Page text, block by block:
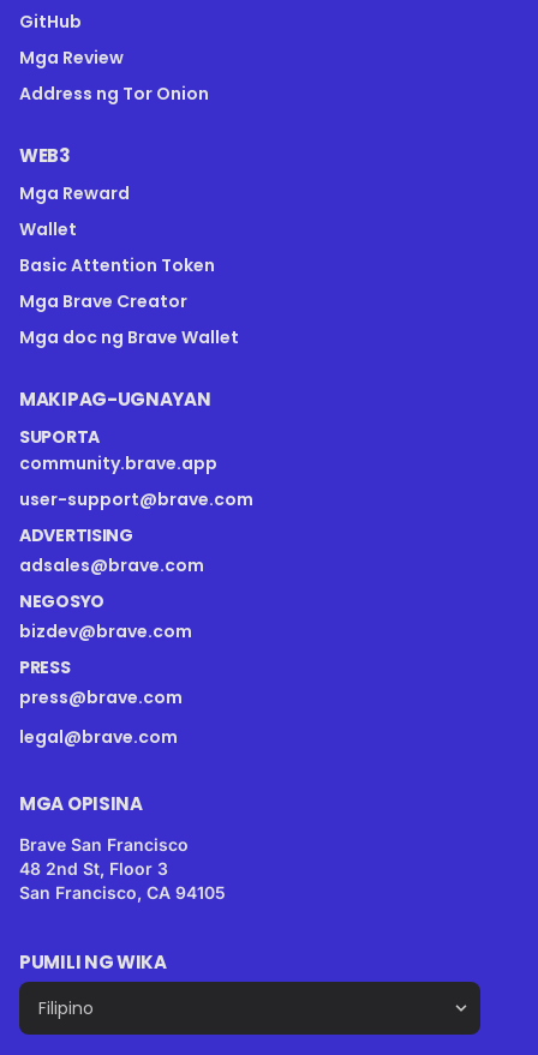
GitHub
Mga Review
Address ng Tor Onion
WEB3
Mga Reward
Wallet
Basic Attention Token
Mga Brave Creator
Mga doc ng Brave Wallet
MAKIPAG-UGNAYAN
SUPORTA
community.brave.app
user-support@brave.com
ADVERTISING
adsales@brave.com
NEGOSYO
bizdev@brave.com
PRESS
press@brave.com
legal@brave.com
MGA OPISINA
Brave San Francisco
48 2nd St, Floor 3
San Francisco, CA 94105
PUMILI NG WIKA